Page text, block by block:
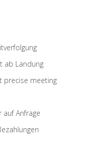
ab Landung
precise meeting
auf Anfrage